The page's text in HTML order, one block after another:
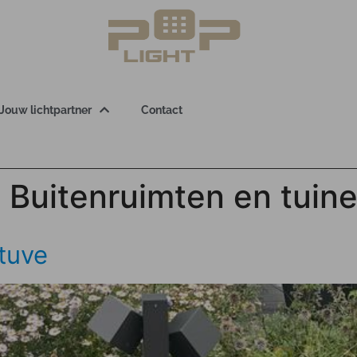
Jouw lichtpartner Contact
Buitenruimten en